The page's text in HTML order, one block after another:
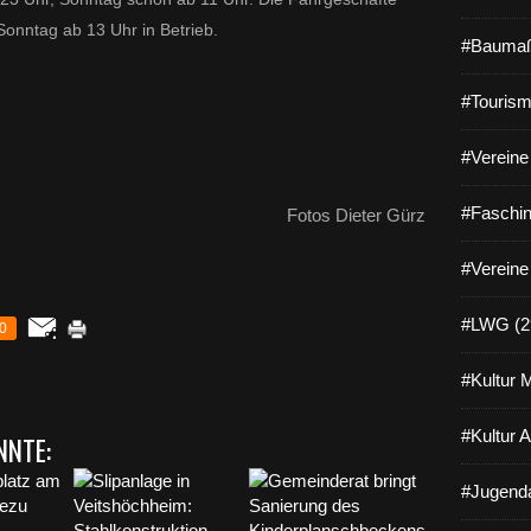
ab 13 Uhr in Betrieb.
Fotos Dieter Gürz
0 #LWG
#Kultur
#Kultur